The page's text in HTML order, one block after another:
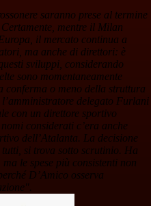
saranno prese al termine
mentre il Milan
il mercato continua a
ma anche di direttori: è
sviluppi, considerando
sono momentaneamente
conferma o meno della struttura
delegato Furlani
con un direttore sportivo
considerati c’era anche
dell’Atalanta. La decisione
si trova sotto scrutinio. Ha
le spese più consistenti non
D’Amico osserva